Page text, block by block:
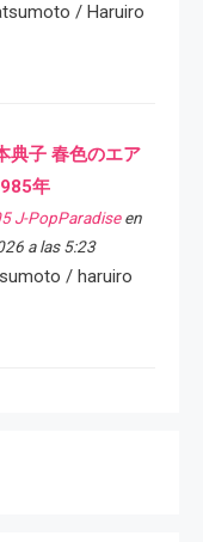
/ Haruiro
典子 春色のエア
年
J-PopParadiseen
a las 5:23
/ haruiro